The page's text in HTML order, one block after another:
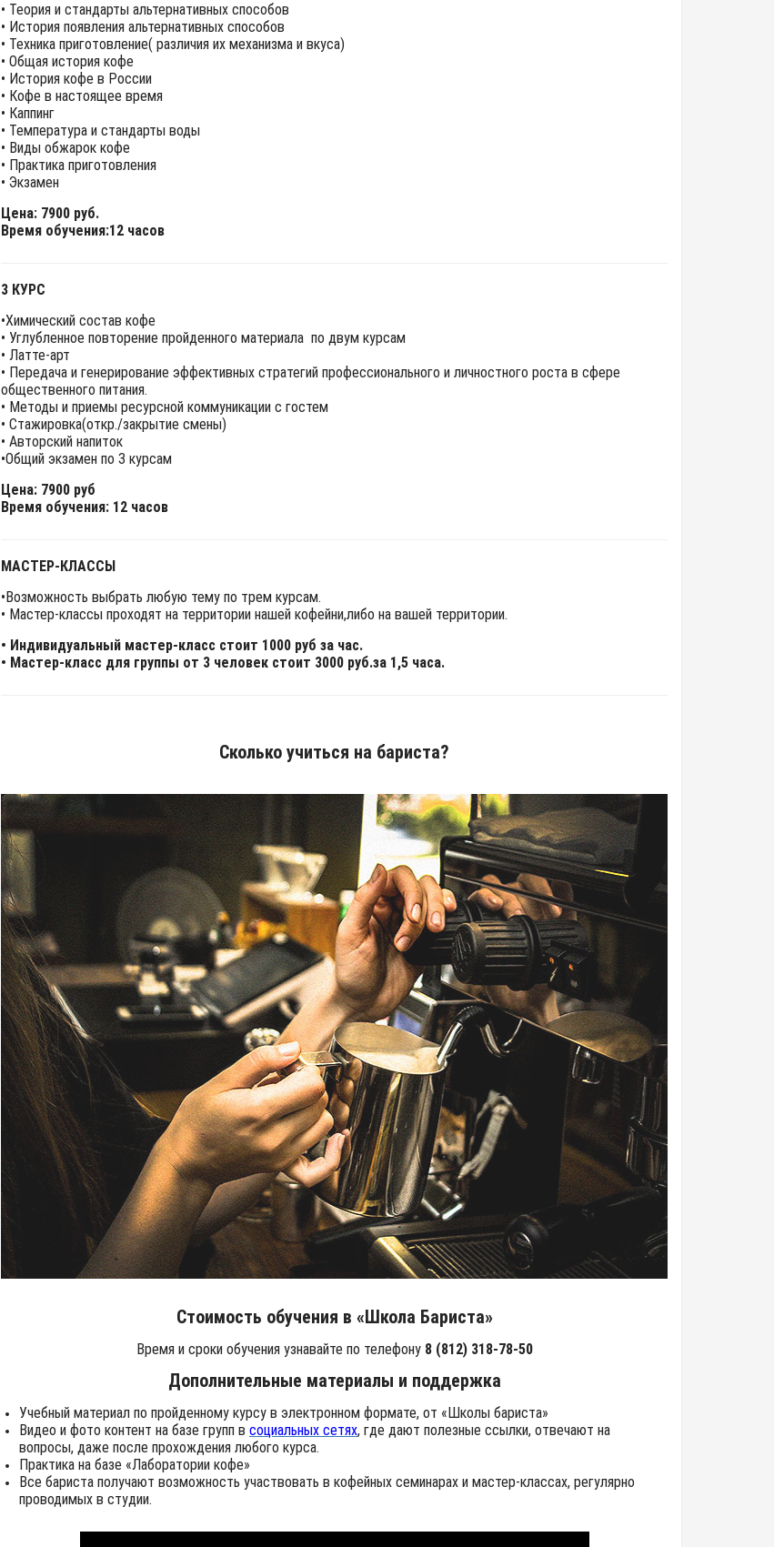
• Теория и стандарты альтернативных способов
• История появления альтернативных способов
• Техника приготовление( различия их механизма и вкуса)
• Общая история кофе
• История кофе в России
• Кофе в настоящее время
• Каппинг
• Температура и стандарты воды
• Виды обжарок кофе
• Практика приготовления
• Экзамен
Цена: 7900 руб.
Время обучения:12 часов
3 КУРС
•Химический состав кофе
• Углубленное повторение пройденного материала по двум курсам
• Латте-арт
• Передача и генерирование эффективных стратегий профессионального и личностного роста в сфере
общественного питания.
• Методы и приемы ресурсной коммуникации с гостем
• Стажировка(откр./закрытие смены)
• Авторский напиток
•Общий экзамен по 3 курсам
Цена: 7900 руб
Время обучения: 12 часов
МАСТЕР-КЛАССЫ
•Возможность выбрать любую тему по трем курсам.
• Мастер-классы проходят на территории нашей кофейни,либо на вашей территории.
• Индивидуальный мастер-класс стоит 1000 руб за час.
• Мастер-класс для группы от 3 человек стоит 3000 руб.за 1,5 часа.
Сколько учиться на бариста?
Стоимость обучения в «Школа Бариста»
Время и сроки обучения узнавайте по телефону 8 (812) 318-78-50
Дополнительные материалы и поддержка
Учебный материал по пройденному курсу в электронном формате, от «Школы бариста»
Видео и фото контент на базе групп в социальных сетях, где дают полезные ссылки, отвечают на
вопросы, даже после прохождения любого курса.
Практика на базе «Лаборатории кофе»
Все бариста получают возможность участвовать в кофейных семинарах и мастер-классах, регулярно
проводимых в студии.